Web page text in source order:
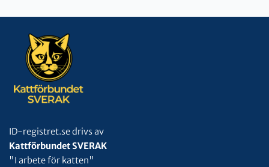
ID-registret.se drivs av
Kattförbundet SVERAK
"I arbete för katten"